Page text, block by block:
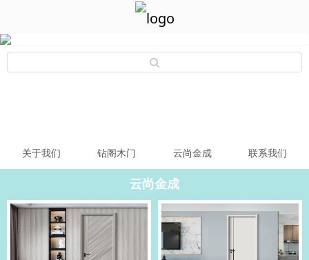
关于我们 钻阁木门 云尚金成 联系我们
云尚金成